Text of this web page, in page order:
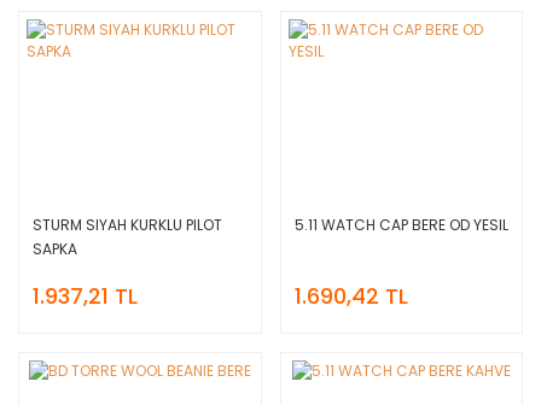
STURM SIYAH KURKLU PILOT
SAPKA
1.937,21 TL
5.11 WATCH CAP BERE OD YESIL
1.690,42 TL